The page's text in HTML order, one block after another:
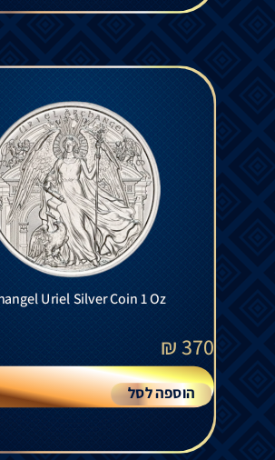
Uriel Silver Coin 1 Oz
370
₪
הוספה לסל